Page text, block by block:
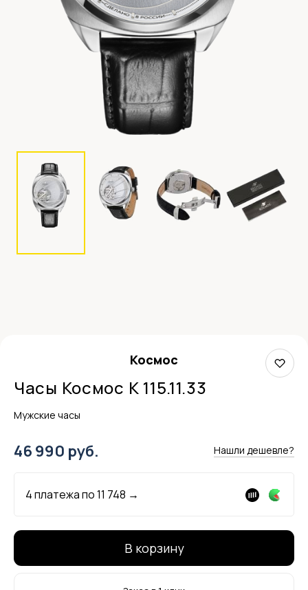
Космос
Часы Космос K 115.11.33
Мужские часы
46 990 руб. Нашли дешевле?
4 платежа по11 748 →
В корзину